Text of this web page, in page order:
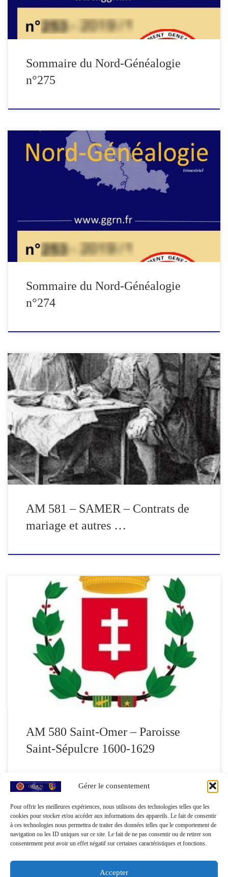
Gérer le consentement
Pour offrir les meilleures expériences, nous utilisons des technologies telles que les
cookies pour stocker et/ou accéder aux informations des appareils. Le fait de consentir
à ces technologies nous permettra de traiter des données telles que le comportement de
navigation ou les ID uniques sur ce site. Le fait de ne pas consentir ou de retirer son
consentement peut avoir un effet négatif sur certaines caractéristiques et fonctions.
Accepter
Nord-Généalogie […]
Sommaire du Nord-Généalogie
n°275
Edito : Période estivale : qu’en est-il de la généalogie ? Compte-
rendu de l’Assemblée Générale Une famille BARON dans les
Weppes (suite) La famille BOURSETTE au XVIIIe siècle dans les
Weppes (suite) Ascendance d’Anne-Sophie Thérèse TREELS
et complément à l’ascendance DESROUSSEAUX Informations
Sommaire du Nord-Généalogie
n°274
Contrats de mariage et autres contrats reçus par les notaires de
Samer et autorités samériennes de 1430 à 1602. Par Michel
CHAMPAGNE Pour la période considérée, seuls les contrats de
mariage et transactions ont été systématiquement relevés. A partir
de 1580 les baux, ventes et constitutions de rente ne figurent […]
AM 581 – SAMER – Contrats de
mariage et autres …
Reconstitution des familles de Saint-Omer - Paroisse Saint-
Sépulcre 1600-1629 Par Jean-François BAQUET Le présent
document a été constitué à partir des actes de baptême figurant
dans le microfilm 5 MIR 765/24 disponible sur le site des Archives
Départementales du Pas-de-Calais, vues 334 à 567. Le patronyme
retenu pour la famille […]
AM 580 Saint-Omer – Paroisse
Saint-Sépulcre 1600-1629
Page 1 de 26 1 2 3
… 26 Suivant »